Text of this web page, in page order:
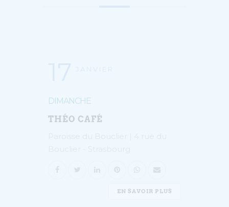
DIMANCHE
THÉO CAFÉ
EN SAVOIR PLUS